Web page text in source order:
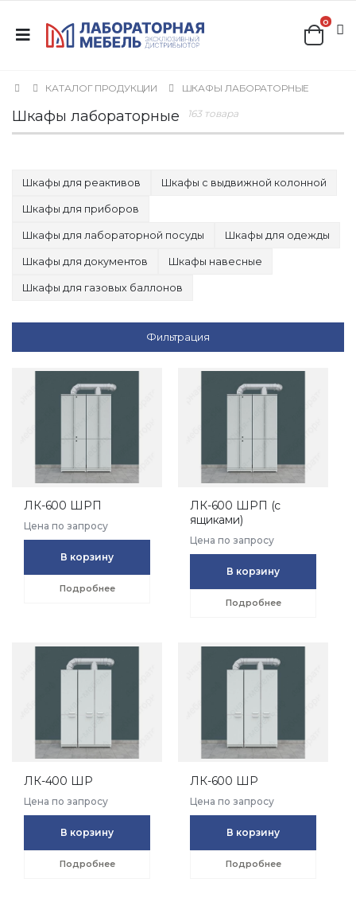
0
КАТАЛОГ ПРОДУКЦИИ ШКАФЫ ЛАБОРАТОРНЫЕ
Шкафы лабораторные 163 товара
Шкафы для реактивов Шкафы с выдвижной колонной
Шкафы для приборов
Шкафы для лабораторной посуды Шкафы для одежды
Шкафы для документов Шкафы навесные
Шкафы для газовых баллонов
Фильтрация
ЛК-600 ШРП
Цена по запросу
В корзину
Подробнее
ЛК-600 ШРП (с
ящиками)
Цена по запросу
В корзину
Подробнее
ЛК-400 ШР
Цена по запросу
В корзину
Подробнее
ЛК-600 ШР
Цена по запросу
В корзину
Подробнее